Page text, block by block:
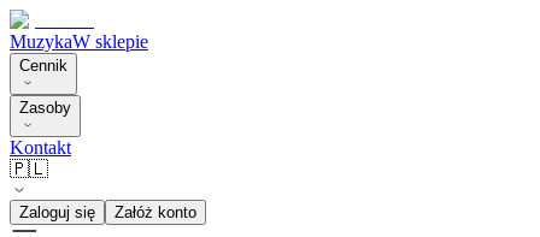
MuzykaW sklepie
Cennik
Zasoby
Kontakt
🇵🇱
Zaloguj się Załóż konto